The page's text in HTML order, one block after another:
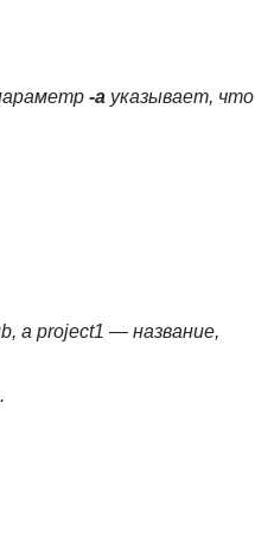
-aуказывает, что
а project1 — название,
.